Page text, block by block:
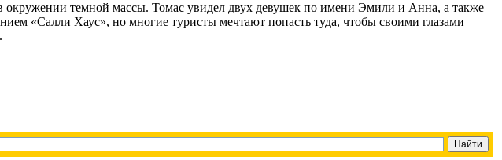
темной массы. Томас увидел двух девушек по имени Эмили и Анна, а также
«Салли Хаус», но многие туристы мечтают попасть туда, чтобы своими глазами